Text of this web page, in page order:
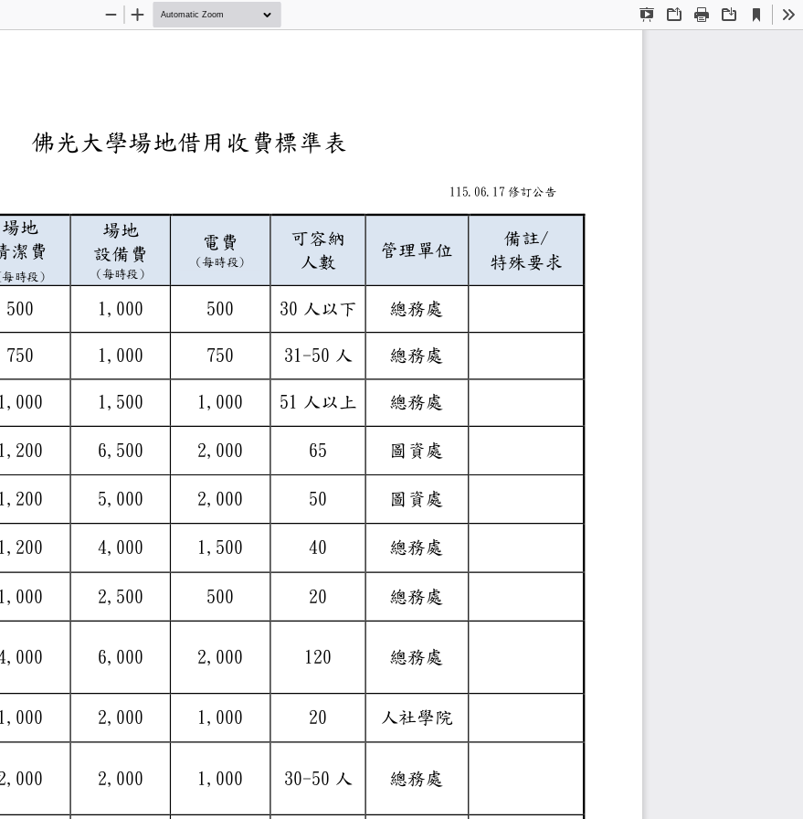
Presentation
OpenPrint Download
Current
View
Zoom
Zoom
佛光大學場地借用收費標準表
11 5.06.
17
修訂公告
場地
潔費
每時段
)
場地
設備
費
(每時段
)
電費
(每時段
)
可容納
人數
管理單位
備註
/
特殊要求
500 1,000 500 30人以下 總務處
750 1,000 750 31
-50
人 總務處
1,000 1,
500 1,000 51人以上 總務處
1,200 6,500 2,000 65 圖資處
1,200 5,000 2,000 50 圖資處
1,200 4,000 1,500 40 總務處
1,000 2,500 500 20 總務處
6,000 2,000 120 總務處
1,000 2,000 1,000 20 人社學
院
2,000 1,000 30
-50
人 總務處